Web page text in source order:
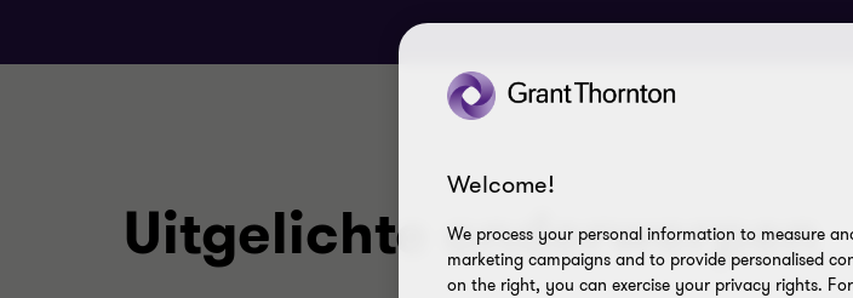
Uitgelichte onderwerpen
Welcome!
We process your personal information to measure
marketing campaigns and to provide personalised
on the right, you can exercise your privacy rights.